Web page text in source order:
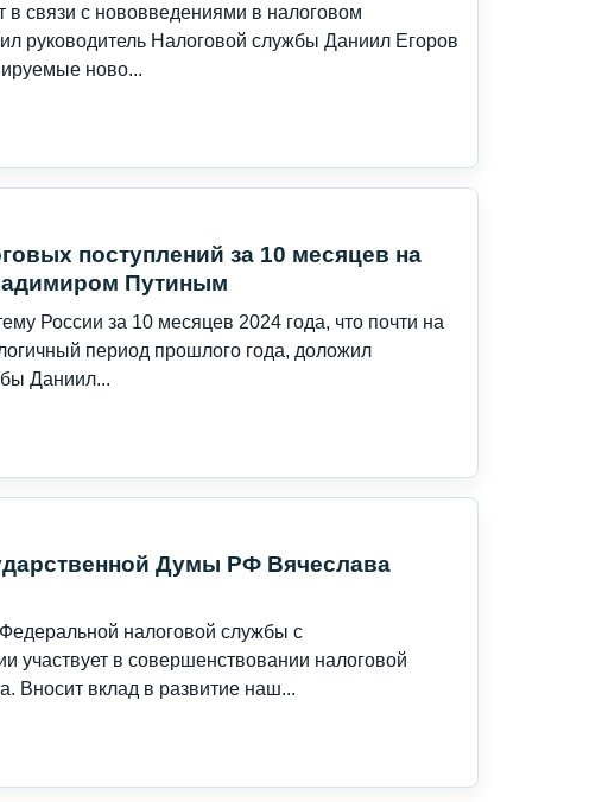
связи с нововведениями в налоговом
руководитель Налоговой службы Даниил Егоров
ново...
поступлений за 10 месяцев на
Путиным
России за 10 месяцев 2024 года, что почти на
период прошлого года, доложил
Даниил...
Думы РФ Вячеслава
налоговой службы с
в совершенствовании налоговой
Вносит вклад в развитие наш...